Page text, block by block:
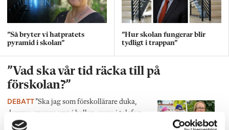
”Så bryter vi hatpratets
pyramid i skolan”
”Hur skolan fungerar blir
tydligt i trappan”
”Vad ska vår tid räcka till på
förskolan?”
DEBATT”Ska jag som förskollärare duka,
damma, snygga upp i hallen, svara i telefon
eller ska jag vara närvarande tillsammans